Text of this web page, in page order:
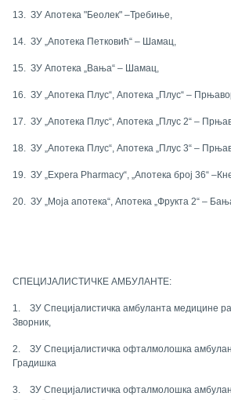
13. ЗУ Апотека "Беолек" –Требиње,
14. ЗУ „Апотека Петковић“ – Шамац,
15. ЗУ Апотека „Вања“ – Шамац,
16. ЗУ „Апотека Плус“, Апотека „Плус“ –
17. ЗУ „Апотека Плус“, Апотека „Плус 2“ –
18. ЗУ „Апотека Плус“, Апотека „Плус 3“ –
19. ЗУ „Еxpera Pharmacy“, „Апотека број 36“ –
20. ЗУ „Моја апотека“, Апотека „Фрукта 2“ –
СПЕЦИЈАЛИСТИЧКЕ АМБУЛАНТЕ:
1.
ЗУ Специјалистичка амбуланта медицине
Зворник,
2.
ЗУ Специјалистичка офталмолошка
Градишка
3. ЗУ Специјалистичка офталмолошка